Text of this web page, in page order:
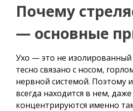
Почему
— основные
Ухо — это не изолированный
тесно связано с носом,
нервной системой. Поэтому
всегда находится в нем,
концентрируются именно